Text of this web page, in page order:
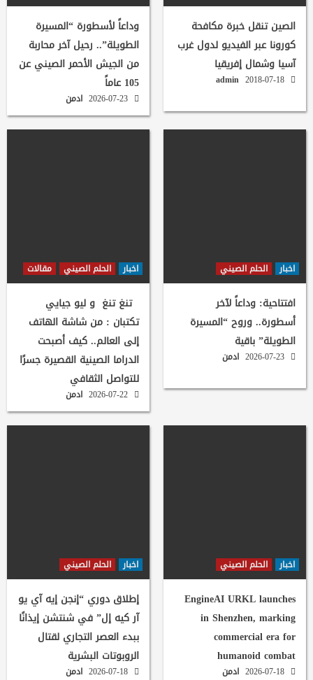
الصين تنقل خبرة مكافحة
كورونا عبر الفيديو لدول غرب
آسيا وشمال إفريقيا
admin
وداعاً لأسطورة “المسيرة
الطويلة”.. رحيل آخر محاربة
من الجيش الأحمر الصيني عن
105 عاماً
ادمن
اخبار الحلم الصيني
افتتاحية: وداعاً لآخر
أسطورة.. وروح “المسيرة
الطويلة” باقية
ادمن
اخبار الحلم الصيني مقالات
تنغ تنغ و ليو جيايي
تكتبان : من شاشة الهاتف
إلى العالم.. كيف أصبحت
الدراما الصينية القصيرة جسرًا
للتواصل الثقافي
ادمن
اخبار الحلم الصيني
EngineAI URKL launches
in Shenzhen, marking
commercial era for
humanoid combat
ادمن
اخبار الحلم الصيني
إطلاق دوري “إنجن إيه آي يو
آر كيه إل” في شنتشن إيذانًا
ببدء العصر التجاري لقتال
الروبوتات البشرية
ادمن